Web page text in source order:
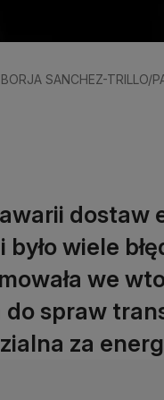
SANCHEZ-TRILLO/
wiele
we
spraw
za